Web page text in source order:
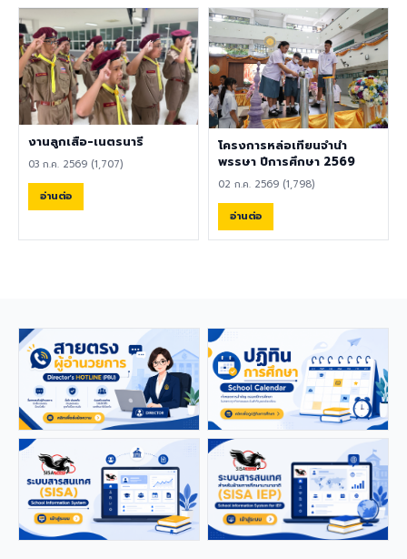
ภาษาอังกฤษ TOEIC ไม่ต่ำกว่า
785 คะแนน หากมีประสบการณ์
ด้านการจัดการเรียนการสอนจะ
ได้รับการพิจารณาเป็นพิเศษ
เอกสารประกอบการสมัครและ
การติดต่อ ผู้สนใจสามารถส่ง
ประวัติส่วนตัว (CV), สำเนา
หนังสือเดินทาง (Passport),
สำเนาใบปริญญาบัตร, เอกสาร
รับรองอื่น ๆ ที่เกี่ยวข้อง พร้อม
ทั้งวิดีโอแนะนำตัวสั้น ๆ (Short
Introduction Video) ได้ที่
applications from qualified
foreign educators for
teaching positions
covering Kindergarten,
Primary, and High School
levels. Benefits Monthly
Salary: 30,000 – 40,000
THB Housing Allowance:
6,500 THB Full assistance
with Visa and Work Permit
extensions Private Health
Insurance cover
งานลูกเสือ-เนตรนารี
03 ก.ค. 2569 (1,707)
อ่านต่อ
โครงการหล่อเทียนจำนำ
พรรษา ปีการศึกษา 2569
02 ก.ค. 2569 (1,798)
อ่านต่อ